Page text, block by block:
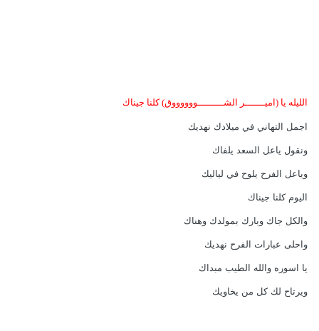
الليله يا (اميـــــــر الشـــــــــووووووق) كلنا جيناك
اجمل التهاني في ميلادك نهديك
ونقول ياعل السعد يلفاك
وياعل الفرح يلوح في لياليك
اليوم كلنا جيناك
والكل جاك وبارك بمولدك وهناك
واحلى عبارات الفرح نهديك
يا اسوره والله الطيب مبداك
ويرتاح لك كل من يخاويك